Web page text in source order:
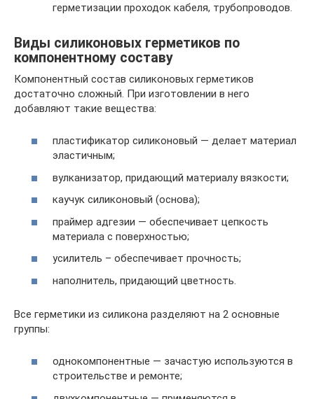
герметизации проходок кабеля, трубопроводов.
Виды силиконовых герметиков по
компонентному составу
Компонентный состав силиконовых герметиков
достаточно сложный. При изготовлении в него
добавляют такие вещества:
пластификатор силиконовый — делает материал
эластичным;
вулканизатор, придающий материалу вязкости;
каучук силиконовый (основа);
праймер адгезии — обеспечивает цепкость
материала с поверхностью;
усилитель – обеспечивает прочность;
наполнитель, придающий цветность.
Все герметики из силикона разделяют на 2 основные
группы:
однокомпонентные — зачастую используются в
строительстве и ремонте;